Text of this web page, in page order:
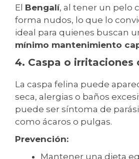
El Bengalí, al tener un pelo
forma nudos, lo que lo
ideal para quienes buscan
mínimo mantenimiento
4. Caspa o irritaciones
La caspa felina puede
seca, alergias o baños
puede ser síntoma de
como ácaros o pulgas.
Prevención:
Mantener una dieta